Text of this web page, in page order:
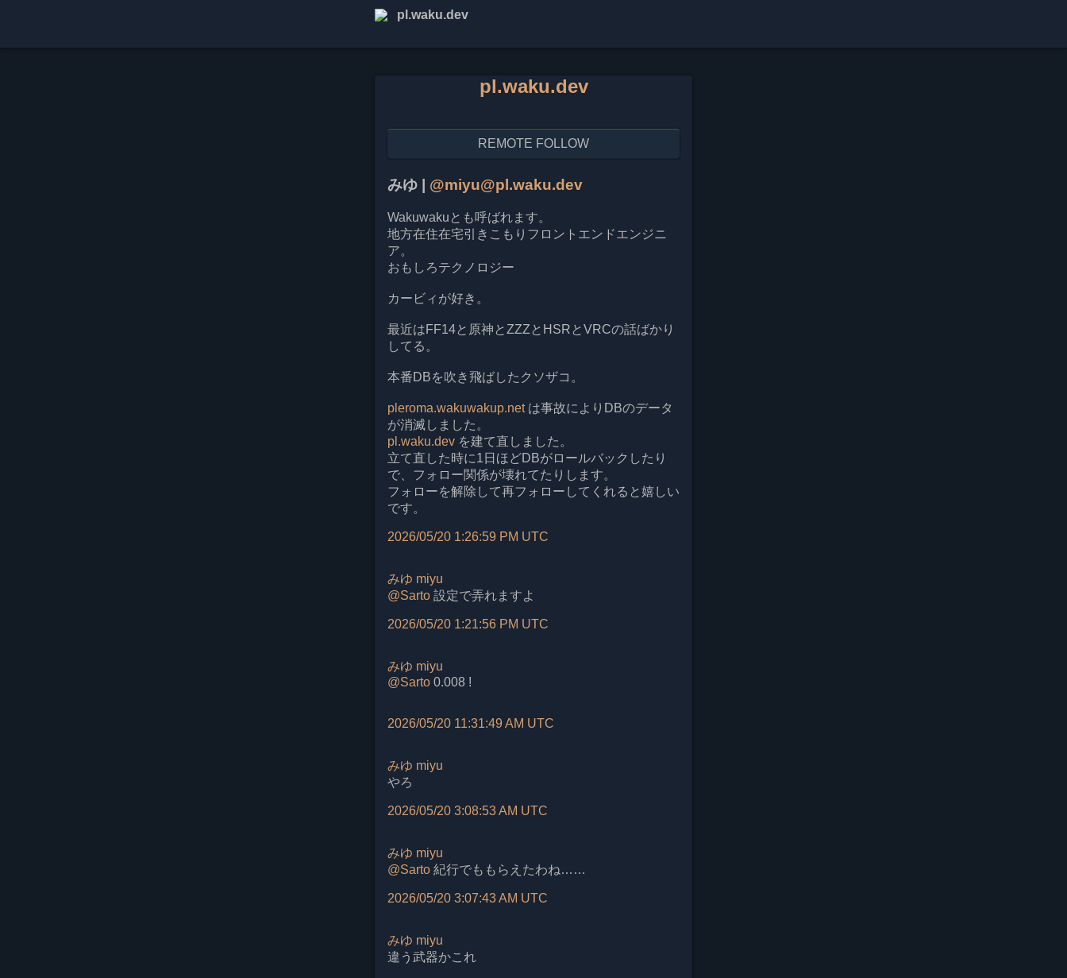
pl.waku.dev
pl.waku.dev
REMOTE FOLLOW
みゆ | @miyu@pl.waku.dev
Wakuwakuとも呼ばれます。
地方在住在宅引きこもりフロントエンドエンジニ
ア。
おもしろテクノロジー
カービィが好き。
最近はFF14と原神とZZZとHSRとVRCの話ばかり
してる。
本番DBを吹き飛ばしたクソザコ。
pleroma.wakuwakup.netは事故によりDBのデータ
が消滅しました。
pl.waku.dev を建て直しました。
立て直した時に1日ほどDBがロールバックしたり
で、フォロー関係が壊れてたりします。
フォローを解除して再フォローしてくれると嬉しい
です。
2026/05/20 1:26:59 PM UTC
みゆ miyu
@Sarto 設定で弄れますよ
2026/05/20 1:21:56 PM UTC
みゆ miyu
@Sarto 0.008 !
2026/05/20 11:31:49 AM UTC
みゆ miyu
やろ
2026/05/20 3:08:53 AM UTC
みゆ miyu
@Sarto 紀行でももらえたわね……
2026/05/20 3:07:43 AM UTC
みゆ miyu
違う武器かこれ